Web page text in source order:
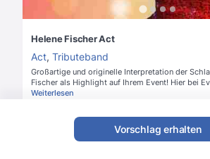
Helene Fischer Act
Act, Tributeband
Großartige und originelle Interpretation der
Fischer als Highlight auf Ihrem Event! Hier bei
Weiterlesen
1500 € Preis &
Vorschlag erhalten